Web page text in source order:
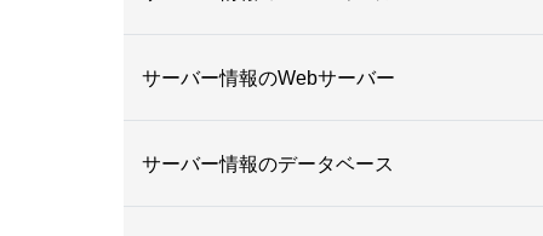
サーバー情報のWebサーバー
サーバー情報のデータベース